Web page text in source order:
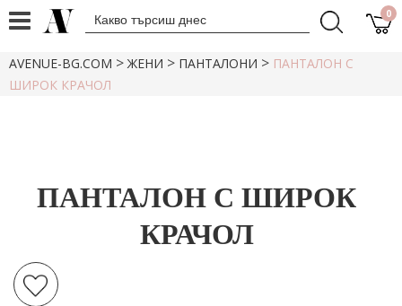
0
AVENUE-BG.COM >ЖЕНИ > ПАНТАЛОНИ > ПАНТАЛОН С
ШИРОК КРАЧОЛ
ПАНТАЛОН С ШИРОК
КРАЧОЛ